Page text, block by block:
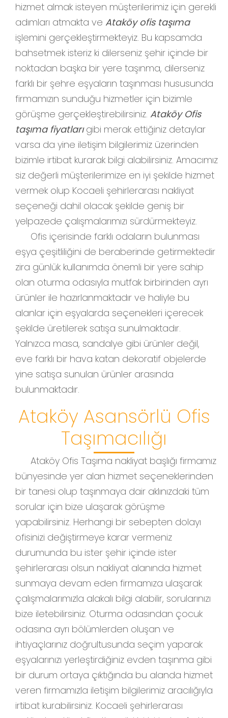
hizmet almak isteyen müşterilerimiz için gerekli
adımları atmakta ve Ataköy ofis taşıma
işlemini gerçekleştirmekteyiz. Bu kapsamda
bahsetmek isteriz ki dilerseniz şehir içinde bir
noktadan başka bir yere taşınma, dilerseniz
farklı bir şehre eşyaların taşınması hususunda
firmamızın sunduğu hizmetler için bizimle
görüşme gerçekleştirebilirsiniz. Ataköy Ofis
taşıma fiyatlarıgibi merak ettiğiniz detaylar
varsa da yine iletişim bilgilerimiz üzerinden
bizimle irtibat kurarak bilgi alabilirsiniz. Amacımız
siz değerli müşterilerimize en iyi şekilde hizmet
vermek olup Kocaeli şehirlerarası nakliyat
seçeneği dahil olacak şekilde geniş bir
yelpazede çalışmalarımızı sürdürmekteyiz.
Ofis içerisinde farklı odaların bulunması
eşya çeşitliliğini de beraberinde getirmektedir
zira günlük kullanımda önemli bir yere sahip
olan oturma odasıyla mutfak birbirinden ayrı
ürünler ile hazırlanmaktadır ve haliyle bu
alanlar için eşyalarda seçenekleri içerecek
şekilde üretilerek satışa sunulmaktadır.
Yalnızca masa, sandalye gibi ürünler değil,
eve farklı bir hava katan dekoratif objelerde
yine satışa sunulan ürünler arasında
bulunmaktadır.
Ataköy Asansörlü Ofis
Taşımacılığı
Ataköy Ofis Taşıma nakliyat başlığı firmamız
bünyesinde yer alan hizmet seçeneklerinden
bir tanesi olup taşınmaya dair aklınızdaki tüm
sorular için bize ulaşarak görüşme
yapabilirsiniz. Herhangi bir sebepten dolayı
ofisinizi değiştirmeye karar vermeniz
durumunda bu ister şehir içinde ister
şehirlerarası olsun nakliyat alanında hizmet
sunmaya devam eden firmamıza ulaşarak
çalışmalarımızla alakalı bilgi alabilir, sorularınızı
bize iletebilirsiniz. Oturma odasından çocuk
odasına ayrı bölümlerden oluşan ve
ihtiyaçlarınız doğrultusunda seçim yaparak
eşyalarınızı yerleştirdiğiniz evden taşınma gibi
bir durum ortaya çıktığında bu alanda hizmet
veren firmamızla iletişim bilgilerimiz aracılığıyla
irtibat kurabilirsiniz. Kocaeli şehirlerarası